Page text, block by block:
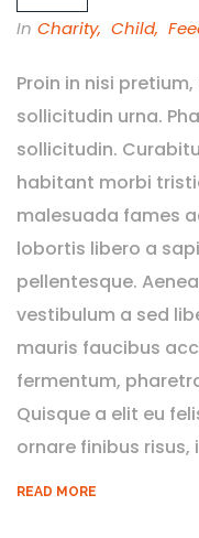
In Charity, Child,
Proin in nisi
sollicitudin urna.
sollicitudin.
habitant morbi
malesuada fames
lobortis libero a
pellentesque.
vestibulum a sed
mauris faucibus
fermentum,
Quisque a elit eu
ornare finibus risus,
READ MORE